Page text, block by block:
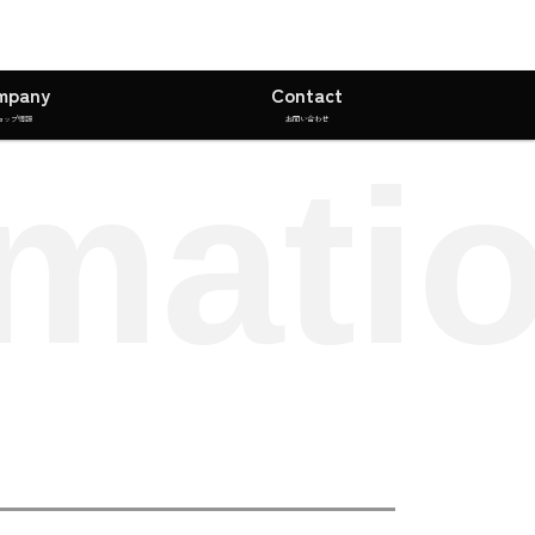
ップ情報
Contact
お問い合わせ